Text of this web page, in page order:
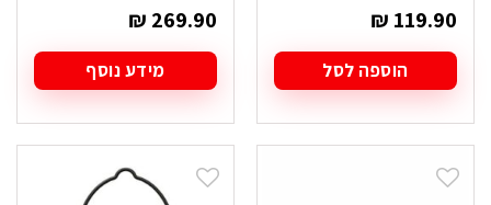
₪ 119.90
הוספה לסל
₪ 269.90
מידע נוסף